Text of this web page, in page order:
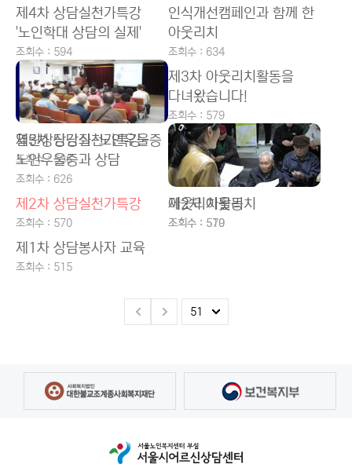
제4차 상담실천가특강
'노인학대 상담의 실제'
조회수 : 594
인식개선캠페인과 함께 한
아웃리치
조회수 : 634
열린상담강좌-노인우울증
조회수 : 536
제3차 아웃리치활동을
다녀왔습니다!
조회수 : 579
제3차 상담실천가특강-
노인우울증과 상담
조회수 : 626
제2차 아웃리치
조회수 : 519
제2차 상담실천가특강
조회수 : 570
아웃리치활동
조회수 : 570
제1차 상담봉사자 교육
조회수 : 515